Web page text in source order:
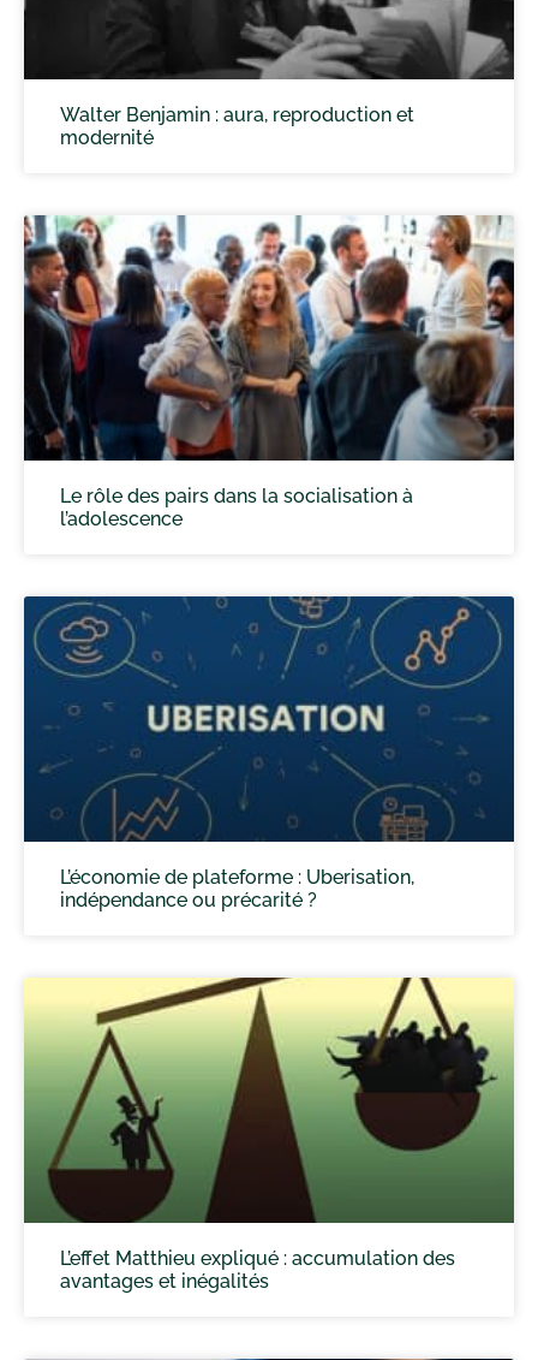
Walter Benjamin : aura, reproduction et
modernité
Le rôle des pairs dans la socialisation à
l’adolescence
L’économie de plateforme : Uberisation,
indépendance ou précarité ?
L’effet Matthieu expliqué : accumulation des
avantages et inégalités